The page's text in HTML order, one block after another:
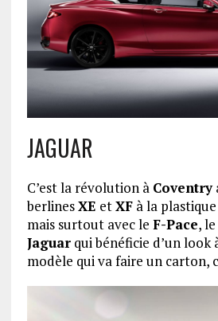
JAGUAR
C’est la révolution à Coventry
berlinesXE etXFà la
mais surtout avec le F-Pace, le
Jaguarqui bénéficie d’un look
modèle qui va faire un carton,